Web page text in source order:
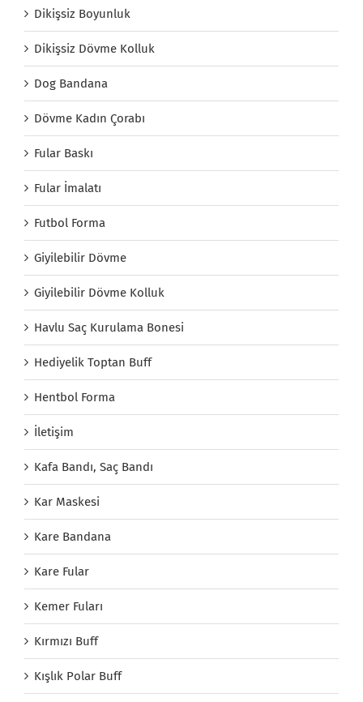
Dikişsiz Boyunluk
Dikişsiz Dövme Kolluk
Dog Bandana
Dövme Kadın Çorabı
Fular Baskı
Fular İmalatı
Futbol Forma
Giyilebilir Dövme
Giyilebilir Dövme Kolluk
Havlu Saç Kurulama Bonesi
Hediyelik Toptan Buff
Hentbol Forma
İletişim
Kafa Bandı, Saç Bandı
Kar Maskesi
Kare Bandana
Kare Fular
Kemer Fuları
Kırmızı Buff
Kışlık Polar Buff